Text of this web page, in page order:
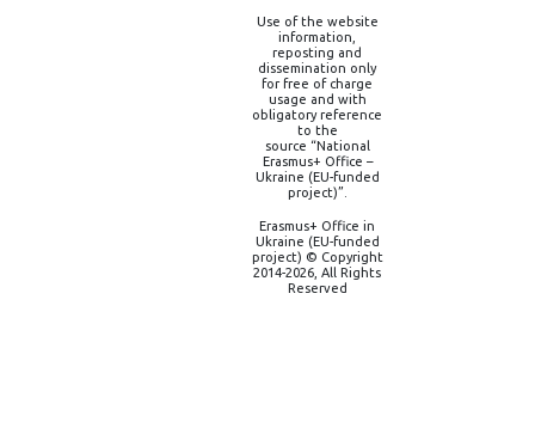
Use of the website
information,
reposting and
dissemination only
for free of charge
usage and with
obligatory reference
to the
source “National
Erasmus+ Office –
Ukraine (EU-funded
project)”.
Erasmus+ Office in
Ukraine (EU-funded
project) © Copyright
2014-2026, All Rights
Reserved